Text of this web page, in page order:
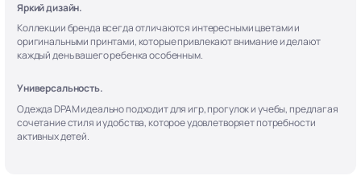
Яркий дизайн.
Коллекции бренда всегда отличаются интересными цветами и
оригинальными принтами, которые привлекают внимание и делают
каждый день вашего ребенка особенным.
Универсальность.
Одежда DPAM идеально подходит для игр, прогулок и учебы, предлагая
сочетание стиля и удобства, которое удовлетворяет потребности
активных детей.